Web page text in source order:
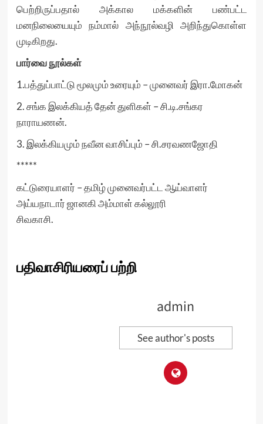
பெற்றிருப்பதால் அக்கால மக்களின் பண்பட்ட
மனநிலையையும் நம்மால் அந்நூல்வழி அறிந்துகொள்ள
முடிகிறது.
பார்வை நூல்கள்
1.பத்துப்பாட்டு மூலமும் உரையும் – முனைவர் இரா.மோகன்
2. சங்க இலக்கியத் தேன் துளிகள் – சி.டி.சங்கர
நாராயணன்.
3. இலக்கியமும் நவீன வாசிப்பும் – சி.சரவணஜோதி
*****
கட்டுரையாளர் – தமிழ் முனைவர்பட்ட ஆய்வாளர்
அய்யநாடார் ஜானகி அம்மாள் கல்லூரி
சிவகாசி.
பதிவாசிரியரைப் பற்றி
admin
See author's posts